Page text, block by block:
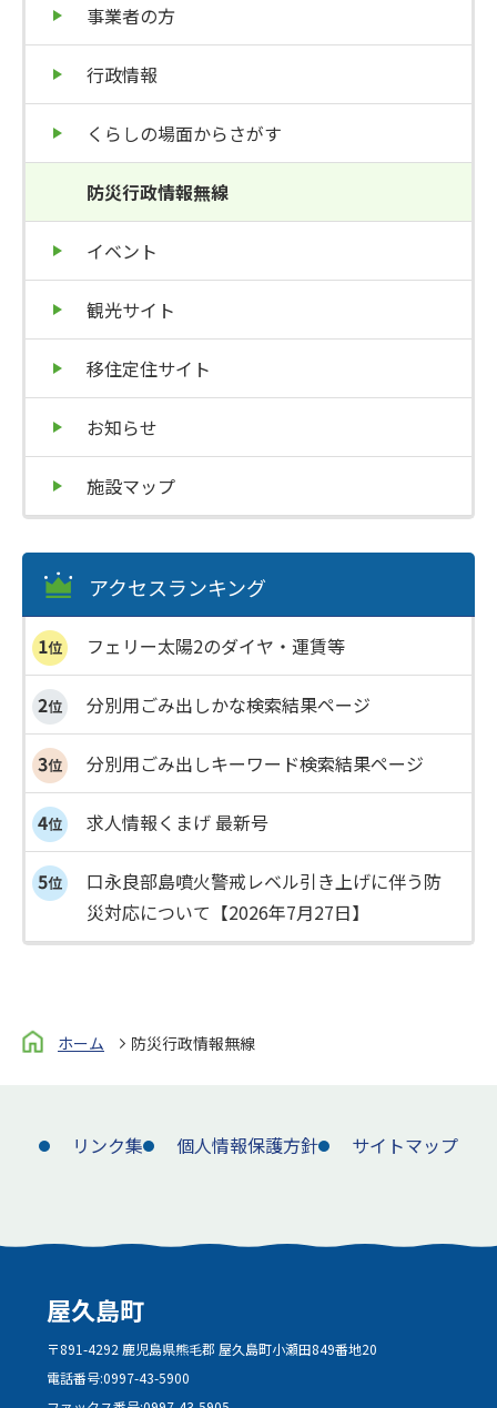
事業者の方
行政情報
くらしの場面からさがす
防災行政情報無線
イベント
観光サイト
移住定住サイト
お知らせ
施設マップ
アクセスランキング
フェリー太陽2のダイヤ・運賃等
分別用ごみ出しかな検索結果ページ
分別用ごみ出しキーワード検索結果ページ
求人情報くまげ 最新号
口永良部島噴火警戒レベル引き上げに伴う防
災対応について【2026年7月27日】
ホーム 防災行政情報無線
リンク集 個人情報保護方針 サイトマップ
屋久島町
〒891-4292 鹿児島県熊毛郡 屋久島町小瀬田849番地20
電話番号:0997-43-5900